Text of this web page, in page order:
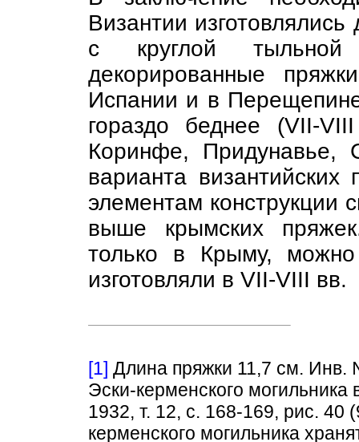
Византии
с круглой
декорированные
Испании и в
гораздо беднее (VII-
Коринфе, Придунавье,
варианта
элементам конструкции
выше крымских
только в Крыму,
изготовляли в VII-VIII вв.
[1] Длина пряжки 11,7 см. Инв.
Эски-керменского
1932, т. 12, с. 168-169, рис. 40
керменского могильника